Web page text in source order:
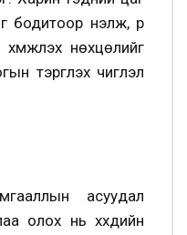
бодитоор үнэлж, үр
нөхцөлийг
тэргүүлэх чиглэл
асуудал
олох нь хүүхдийн